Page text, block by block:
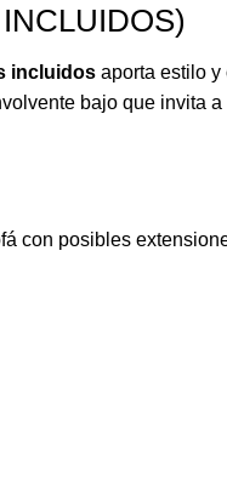
incluidos aporta estilo y
bajo que invita
con posibles